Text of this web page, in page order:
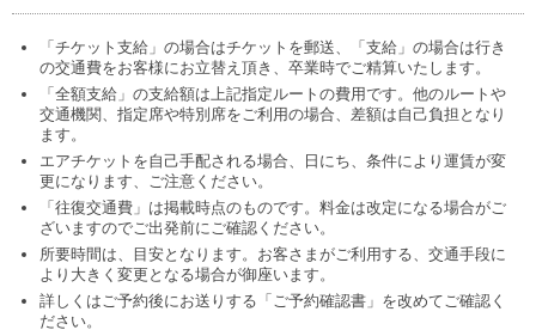
「チケット支給」の場合はチケットを郵送、「支給」の場合は行き
の交通費をお客様にお立替え頂き、卒業時でご精算いたします。
「全額支給」の支給額は上記指定ルートの費用です。他のルートや
交通機関、指定席や特別席をご利用の場合、差額は自己負担となり
ます。
エアチケットを自己手配される場合、日にち、条件により運賃が変
更になります、ご注意ください。
「往復交通費」は掲載時点のものです。料金は改定になる場合がご
ざいますのでご出発前にご確認ください。
所要時間は、目安となります。お客さまがご利用する、交通手段に
より大きく変更となる場合が御座います。
詳しくはご予約後にお送りする「ご予約確認書」を改めてご確認く
ださい。